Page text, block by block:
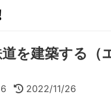
を建築する（
2022/11/26